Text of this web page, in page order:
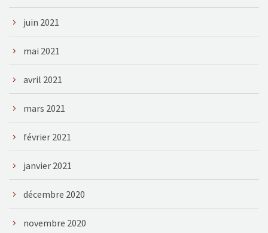
juin 2021
mai 2021
avril 2021
mars 2021
février 2021
janvier 2021
décembre 2020
novembre 2020